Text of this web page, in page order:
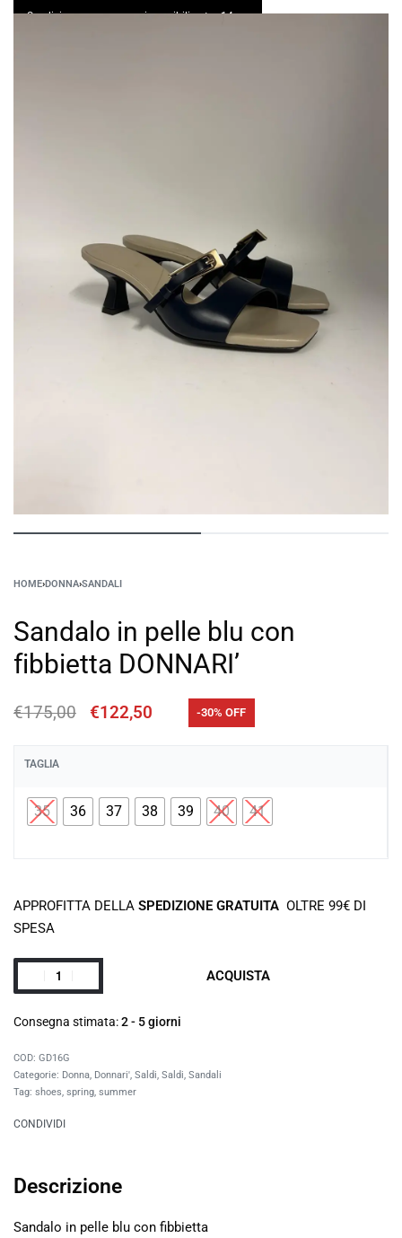
Spedizione express e resi possibili entro 14 gg
HOME›DONNA›SANDALI
Sandalo in pelle blu con
fibbietta DONNARI’
€175,00 €122,50 -30% OFF
TAGLIA
35 36 37 38 39 40 41
APPROFITTA DELLA SPEDIZIONE GRATUITA OLTRE 99€ DI
SPESA
ACQUISTA
Consegna stimata:2 - 5 giorni
GD16G
Categorie: Donna, Donnari', Saldi, Saldi, Sandali
Tag: shoes, spring, summer
CONDIVIDI
Descrizione
Sandalo in pelle blu con fibbietta